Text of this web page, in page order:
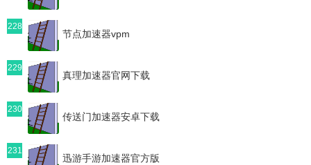
228
节点加速器vpm
229
真理加速器官网下载
230
传送门加速器安卓下载
231
迅游手游加速器官方版